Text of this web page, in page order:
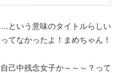
という意味のタイトルらしい
てなかったよ！まめちゃん！
己中残念女子か～～～？って